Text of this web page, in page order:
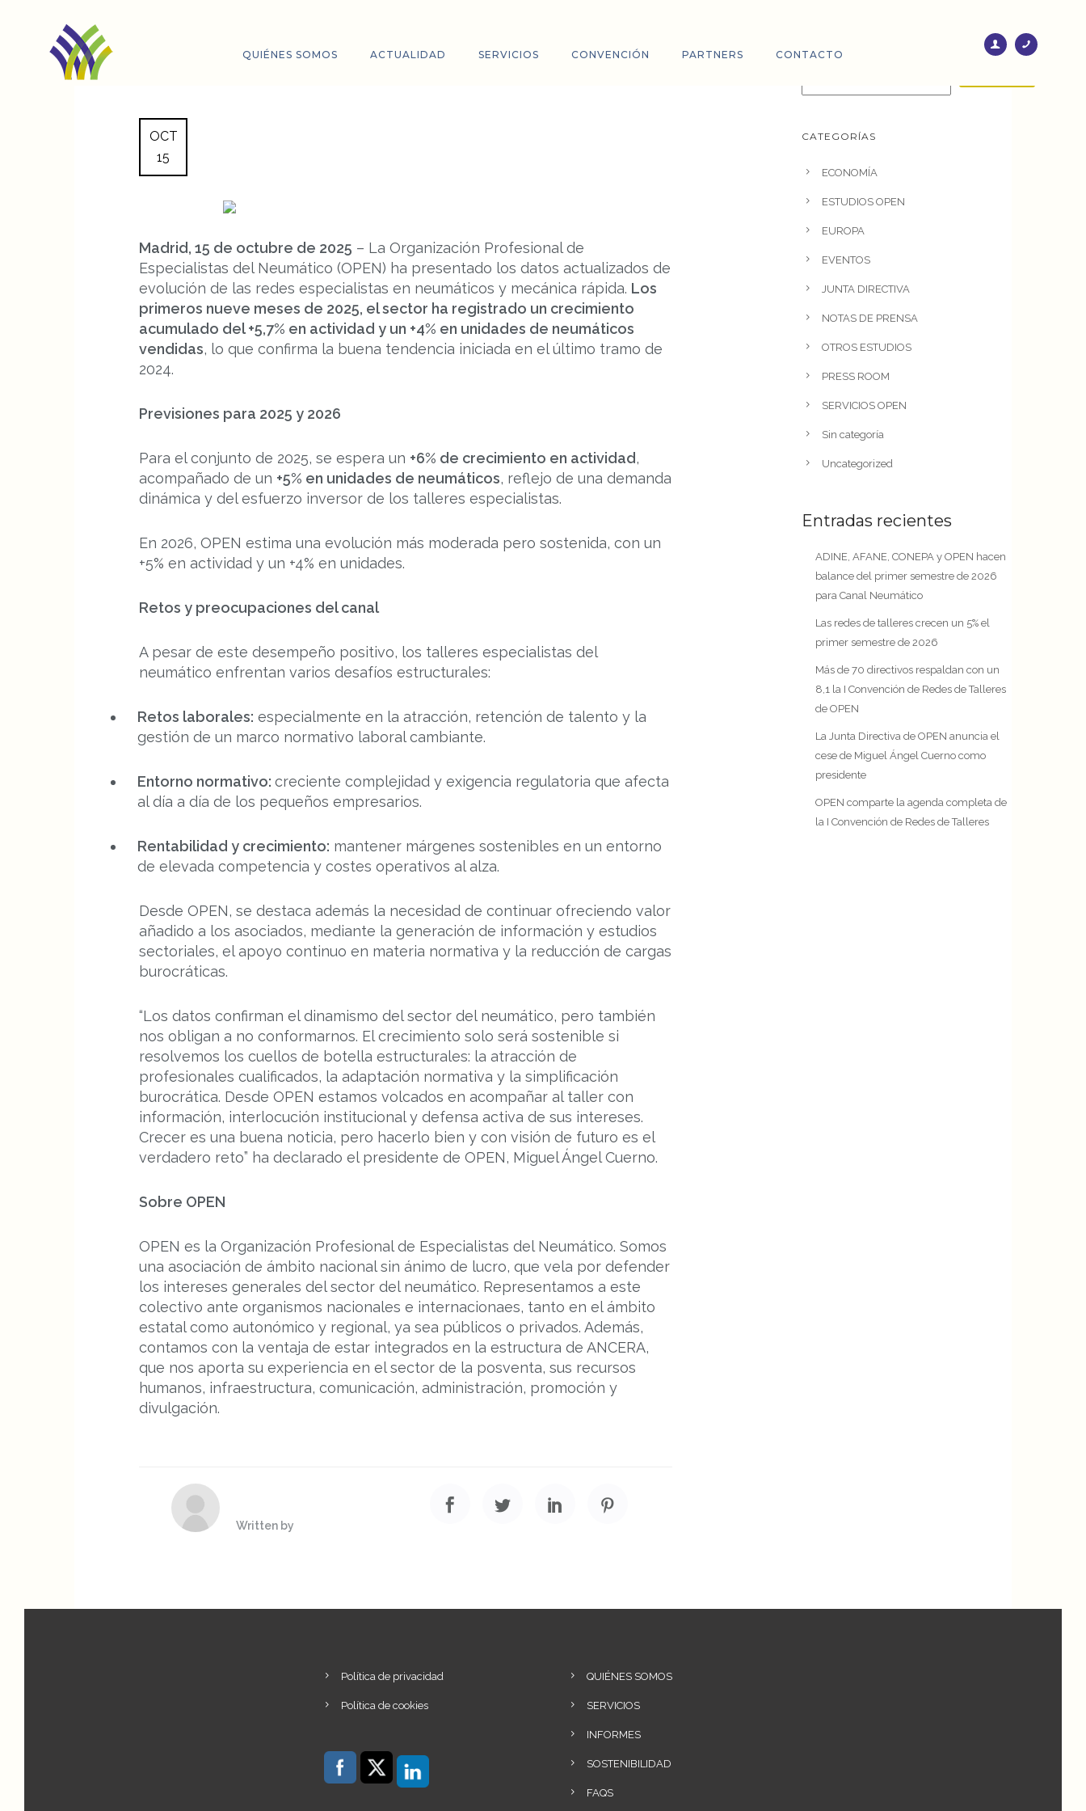
QUIÉNES SOMOS ACTUALIDAD SERVICIOS CONVENCIÓN PARTNERS CONTACTO
OCT
15
Madrid, 15 de octubre de 2025 – La Organización Profesional de
Especialistas del Neumático (OPEN) ha presentado los datos actualizados de
evolución de las redes especialistas en neumáticos y mecánica rápida. Los
primeros nueve meses de 2025, el sector ha registrado un crecimiento
acumulado del +5,7% en actividad y un +4% en unidades de neumáticos
vendidas, lo que confirma la buena tendencia iniciada en el último tramo de
2024.
Previsiones para 2025 y 2026
Para el conjunto de 2025, se espera un +6% de crecimiento en actividad,
acompañado de un +5% en unidades de neumáticos, reflejo de una demanda
dinámica y del esfuerzo inversor de los talleres especialistas.
En 2026, OPEN estima una evolución más moderada pero sostenida, con un
+5% en actividad y un +4% en unidades.
Retos y preocupaciones del canal
A pesar de este desempeño positivo, los talleres especialistas del
neumático enfrentan varios desafíos estructurales:
Retos laborales: especialmente en la atracción, retención de talento y la
gestión de un marco normativo laboral cambiante.
Entorno normativo: creciente complejidad y exigencia regulatoria que afecta
al día a día de los pequeños empresarios.
Rentabilidad y crecimiento: mantener márgenes sostenibles en un entorno
de elevada competencia y costes operativos al alza.
Desde OPEN, se destaca además la necesidad de continuar ofreciendo valor
añadido a los asociados, mediante la generación de información y estudios
sectoriales, el apoyo continuo en materia normativa y la reducción de cargas
burocráticas.
“Los datos confirman el dinamismo del sector del neumático, pero también
nos obligan a no conformarnos. El crecimiento solo será sostenible si
resolvemos los cuellos de botella estructurales: la atracción de
profesionales cualificados, la adaptación normativa y la simplificación
burocrática. Desde OPEN estamos volcados en acompañar al taller con
información, interlocución institucional y defensa activa de sus intereses.
Crecer es una buena noticia, pero hacerlo bien y con visión de futuro es el
verdadero reto” ha declarado el presidente de OPEN, Miguel Ángel Cuerno.
Sobre OPEN
OPEN es la Organización Profesional de Especialistas del Neumático. Somos
una asociación de ámbito nacional sin ánimo de lucro, que vela por defender
los intereses generales del sector del neumático. Representamos a este
colectivo ante organismos nacionales e internacionaes, tanto en el ámbito
estatal como autonómico y regional, ya sea públicos o privados. Además,
contamos con la ventaja de estar integrados en la estructura de ANCERA,
que nos aporta su experiencia en el sector de la posventa, sus recursos
humanos, infraestructura, comunicación, administración, promoción y
divulgación.
Written by
CATEGORÍAS
ECONOMÍA
ESTUDIOS OPEN
EUROPA
EVENTOS
JUNTA DIRECTIVA
NOTAS DE PRENSA
OTROS ESTUDIOS
PRESS ROOM
SERVICIOS OPEN
Sin categoría
Uncategorized
Entradas recientes
ADINE, AFANE, CONEPA y OPEN hacen
balance del primer semestre de 2026
para Canal Neumático
Las redes de talleres crecen un 5% el
primer semestre de 2026
Más de 70 directivos respaldan con un
8,1 la I Convención de Redes de Talleres
de OPEN
La Junta Directiva de OPEN anuncia el
cese de Miguel Ángel Cuerno como
presidente
OPEN comparte la agenda completa de
la I Convención de Redes de Talleres
Política de privacidad
Política de cookies
QUIÉNES SOMOS
SERVICIOS
INFORMES
SOSTENIBILIDAD
FAQS